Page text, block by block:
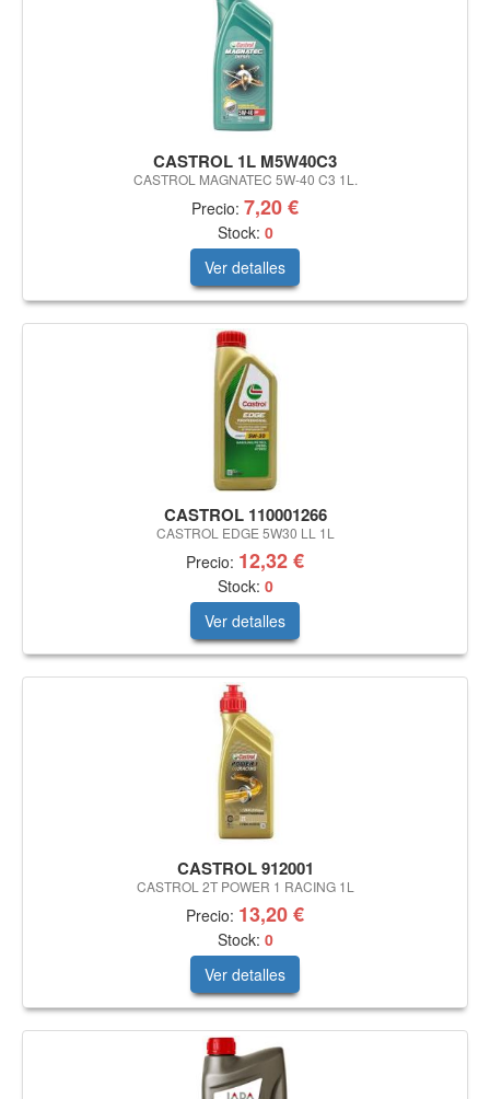
CASTROL 1L M5W40C3
CASTROL MAGNATEC 5W-40 C3 1L.
Precio: 7,20 €
Stock: 0
Ver detalles
CASTROL 110001266
CASTROL EDGE 5W30 LL 1L
Precio: 12,32 €
Stock: 0
Ver detalles
CASTROL 912001
CASTROL 2T POWER 1 RACING 1L
Precio: 13,20 €
Stock: 0
Ver detalles